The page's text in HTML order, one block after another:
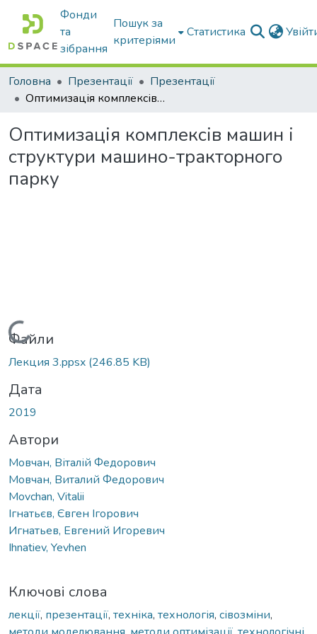
Фонди
та
зібрання
Пошук за
критеріями
Статистика
Головна Презентації
Презентації
Оптимизація комплексів машин і структури машино-тракторного парку
Оптимизація комплексів машин і
структури машино-тракторного
парку
Вантажиться...
Файли
Лекция 3.ppsx (246.85 KB)
Дата
2019
Автори
Мовчан, Віталій Федорович
Мовчан, Виталий Федорович
Movchan, Vitalii
Ігнатьєв, Євген Ігорович
Игнатьев, Евгений Игоревич
Ihnatiev, Yevhen
Ключові слова
лекції, презентації, техніка, технологія, сівозміни,